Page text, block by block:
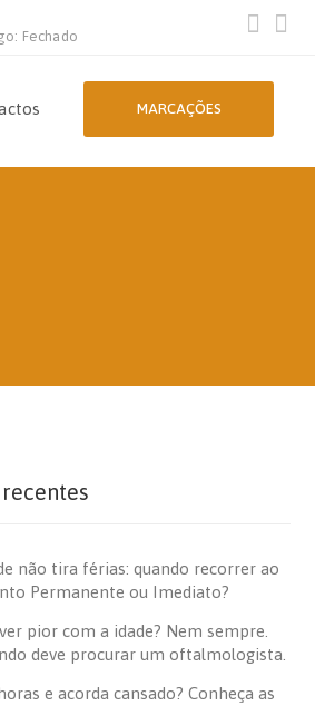
Fechado
MARCAÇÕES
não tira férias: quando recorrer ao
Permanente ou Imediato?
pior com a idade? Nem sempre.
deve procurar um oftalmologista.
e acorda cansado? Conheça as